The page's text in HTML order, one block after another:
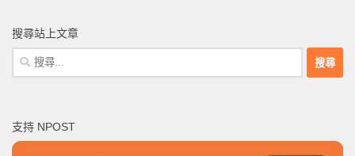
搜尋站上文章
搜
尋
字:
支持 NPOST